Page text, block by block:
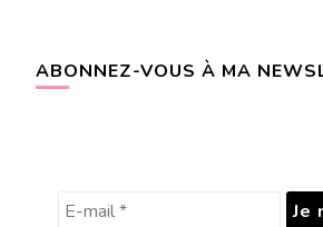
ABONNEZ-VOUS À MA